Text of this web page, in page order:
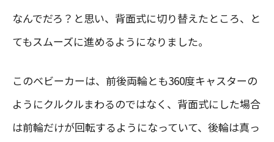
なんでだろ？と思い、背面式に切り替えたところ、と
てもスムーズに進めるようになりました。
このベビーカーは、前後両輪とも360度キャスターの
ようにクルクルまわるのではなく、背面式にした場合
は前輪だけが回転するようになっていて、後輪は真っ